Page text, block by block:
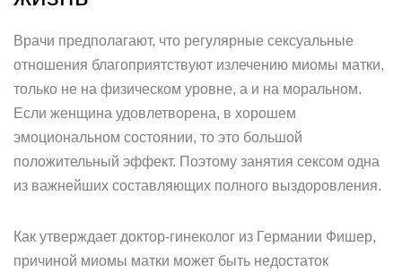
Врачи предполагают, что регулярные сексуальные
отношения благоприятствуют излечению миомы матки,
только не на физическом уровне, а и на моральном.
Если женщина удовлетворена, в хорошем
эмоциональном состоянии, то это большой
положительный эффект. Поэтому занятия сексом одна
из важнейших составляющих полного выздоровления.
Как утверждает доктор-гинеколог из Германии Фишер,
причиной миомы матки может быть недостаток